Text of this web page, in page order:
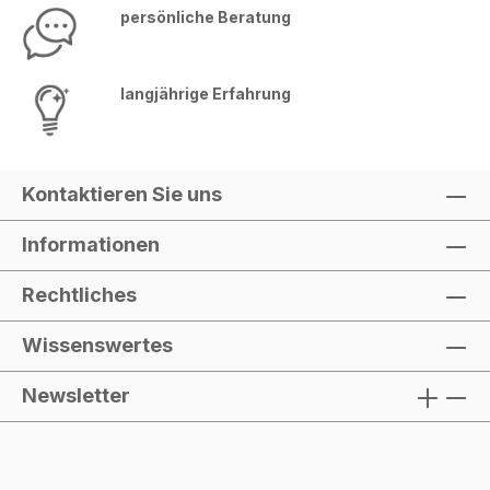
persönliche Beratung
langjährige Erfahrung
Kontaktieren Sie uns
Informationen
Rechtliches
Wissenswertes
Newsletter